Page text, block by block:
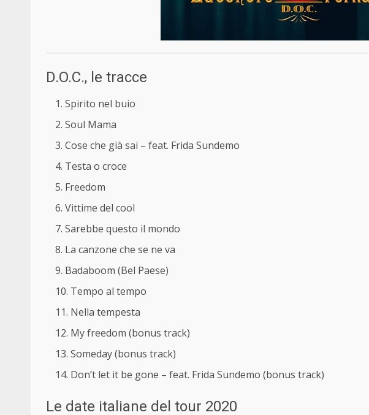
D.O.C., le tracce
Spirito nel buio
Soul Mama
Cose che già sai – feat. Frida Sundemo
Testa o croce
Freedom
Vittime del cool
Sarebbe questo il mondo
La canzone che se ne va
Badaboom (Bel Paese)
Tempo al tempo
Nella tempesta
My freedom (bonus track)
Someday (bonus track)
Don’t let it be gone – feat. Frida Sundemo (bonus track)
Le date italiane del tour 2020